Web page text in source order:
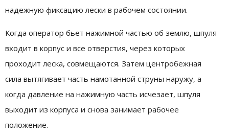
надежную фиксацию лески в рабочем состоянии.
Когда оператор бьет нажимной частью об землю, шпуля
входит в корпус и все отверстия, через которых
проходит леска, совмещаются. Затем центробежная
сила вытягивает часть намотанной струны наружу, а
когда давление на нажимную часть исчезает, шпуля
выходит из корпуса и снова занимает рабочее
положение.